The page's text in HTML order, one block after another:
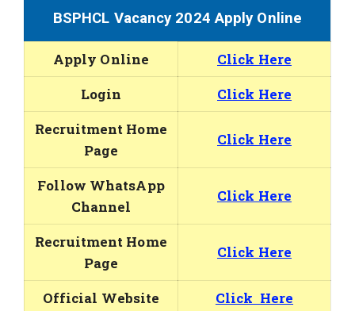
BSPHCL Vacancy 2024 Apply Online
Apply Online
Click Here
Login
Click Here
Recruitment Home
Page
Click Here
Follow WhatsApp
Channel
Click Here
Recruitment Home
Page
Click Here
Official Website Click Here